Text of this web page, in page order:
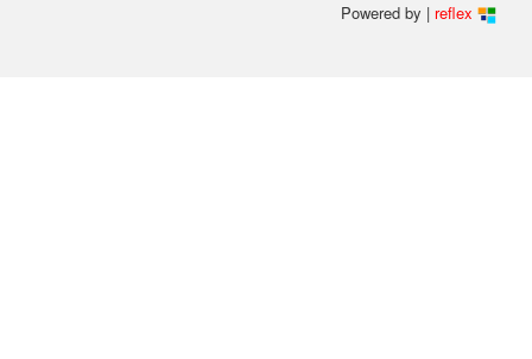
Powered by | reflex